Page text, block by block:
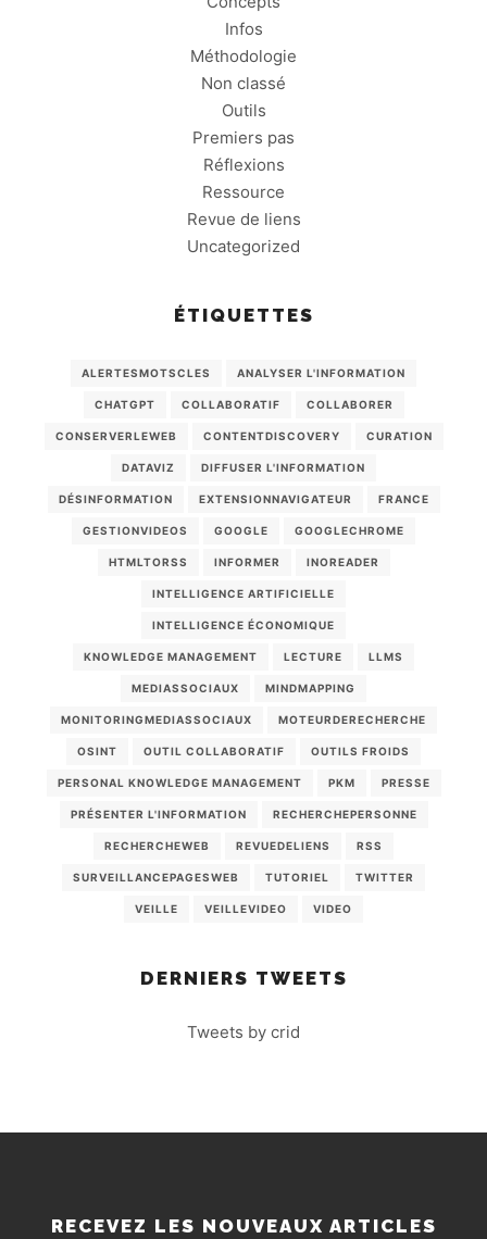
Infos
Méthodologie
Non classé
Outils
Premiers pas
Réflexions
Ressource
Revue de liens
Uncategorized
ÉTIQUETTES
ALERTESMOTSCLES ANALYSER L'INFORMATION
CHATGPT COLLABORATIF COLLABORER
CONSERVERLEWEB CONTENTDISCOVERY CURATION
DATAVIZ DIFFUSER L'INFORMATION
DÉSINFORMATION EXTENSIONNAVIGATEUR FRANCE
GESTIONVIDEOS GOOGLE GOOGLECHROME
HTMLTORSS INFORMER INOREADER
INTELLIGENCE ARTIFICIELLE
INTELLIGENCE ÉCONOMIQUE
KNOWLEDGE MANAGEMENT LECTURE LLMS
MEDIASSOCIAUX MINDMAPPING
MONITORINGMEDIASSOCIAUX MOTEURDERECHERCHE
OSINT OUTIL COLLABORATIF OUTILS FROIDS
PERSONAL KNOWLEDGE MANAGEMENT PKM PRESSE
PRÉSENTER L'INFORMATION RECHERCHEPERSONNE
RECHERCHEWEB REVUEDELIENS RSS
SURVEILLANCEPAGESWEB TUTORIEL TWITTER
VEILLE VEILLEVIDEO VIDEO
DERNIERS TWEETS
Tweets by crid
RECEVEZ LES NOUVEAUX ARTICLES